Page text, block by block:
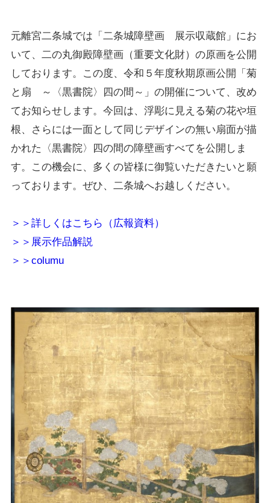
元離宮二条城では「二条城障壁画 展示収蔵館」にお
いて、二の丸御殿障壁画（重要文化財）の原画を公開
しております。この度、令和５年度秋期原画公開「菊
と扇 ～〈黒書院〉四の間～」の開催について、改め
てお知らせします。今回は、浮彫に見える菊の花や垣
根、さらには一面として同じデザインの無い扇面が描
かれた〈黒書院〉四の間の障壁画すべてを公開しま
す。この機会に、多くの皆様に御覧いただきたいと願
っております。ぜひ、二条城へお越しください。
＞＞詳しくはこちら（広報資料）
＞＞展示作品解説
＞＞columu